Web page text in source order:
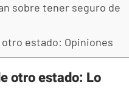
sobre tener seguro de
estado: Opiniones
otro estado: Lo